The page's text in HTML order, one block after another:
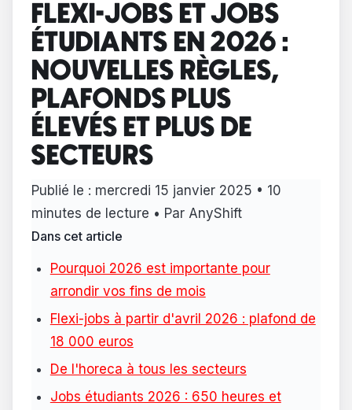
FLEXI-JOBS ET JOBS
ÉTUDIANTS EN 2026 :
NOUVELLES RÈGLES,
PLAFONDS PLUS
ÉLEVÉS ET PLUS DE
SECTEURS
Publié le : mercredi 15 janvier 2025 • 10
minutes de lecture • Par AnyShift
Dans cet article
Pourquoi 2026 est importante pour
arrondir vos fins de mois
Flexi-jobs à partir d'avril 2026 : plafond de
18 000 euros
De l'horeca à tous les secteurs
Jobs étudiants 2026 : 650 heures et